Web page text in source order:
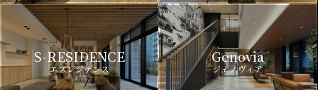
S-RESIDENCE
エスレジデンス
Genovia
ジェノヴィア